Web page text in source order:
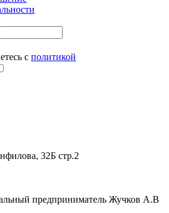
с политикой
32Б стр.2
предприниматель Жучков А.В